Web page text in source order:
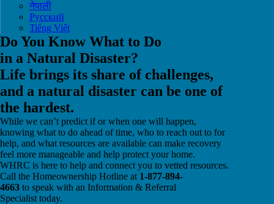
नेपाली
Русский
Tiếng Việt
Do You Know What to Do
in a Natural Disaster?
Life brings its share of challenges,
and a natural disaster can be one of
the hardest.
While we can’t predict if or when one will happen,
knowing what to do ahead of time, who to reach out to for
help, and what resources are available can make recovery
feel more manageable and help protect your home.
WHRC is here to help and connect you to vetted resources.
Call the Homeownership Hotline at 1-877-894-
4663 to speak with an Information & Referral
Specialist today.